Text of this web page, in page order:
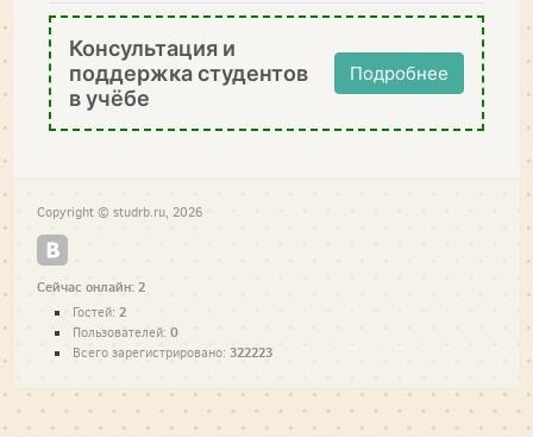
Консультация и
поддержка студентов
в учёбе
Подробнее
Copyright © studrb.ru, 2026
Сейчас онлайн: 2
Гостей: 2
Пользователей: 0
Всего зарегистрировано: 322223